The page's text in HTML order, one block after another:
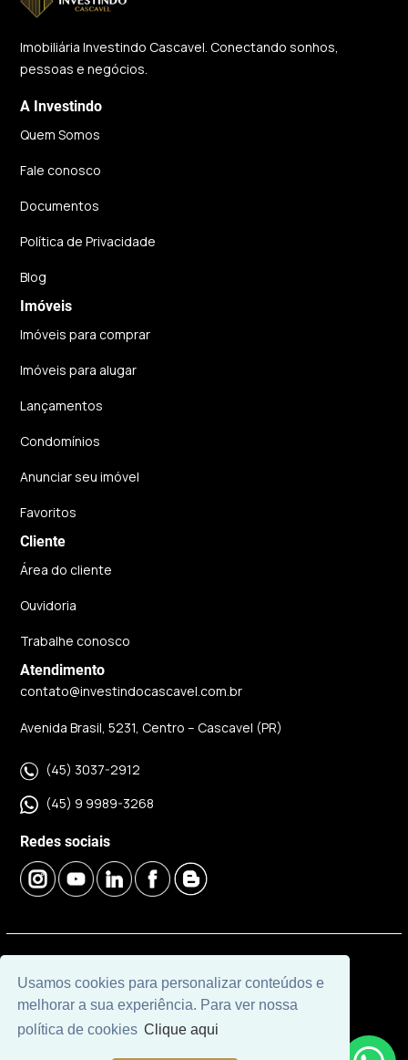
Usamos cookies para personalizar conteúdos e
melhorar a sua experiência. Para ver nossa
política de cookies Clique aqui
Imobiliária Investindo Cascavel. Conectando sonhos,
pessoas e negócios.
A Investindo
Quem Somos
Fale conosco
Documentos
Política de Privacidade
Blog
Imóveis
Imóveis para comprar
Imóveis para alugar
Lançamentos
Condomínios
Anunciar seu imóvel
Favoritos
Cliente
Área do cliente
Ouvidoria
Trabalhe conosco
Atendimento
contato@investindocascavel.com.br
Avenida Brasil, 5231, Centro – Cascavel (PR)
(45) 3037-2912
(45) 9 9989-3268
Redes sociais
© 2026 | Imobiliária Investindo Cascavel | CRECI J06120 |
Desenvolvido por Universal Software.